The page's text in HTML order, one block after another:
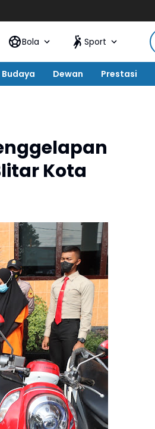
Bola Sport
Budaya Dewan Prestasi
Kota